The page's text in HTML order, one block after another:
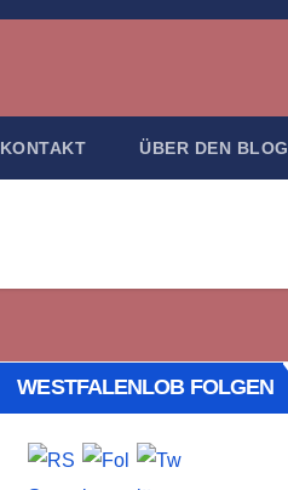
KONTAKT ÜBER DEN BLOG
WESTFALENLOB FOLGEN